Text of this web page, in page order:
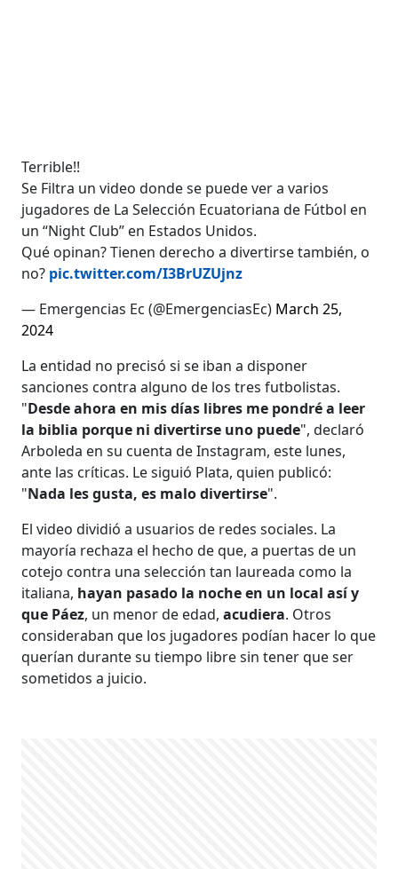
Terrible!!
Se Filtra un video donde se puede ver a varios
jugadores de La Selección Ecuatoriana de Fútbol en
un “Night Club” en Estados Unidos.
Qué opinan? Tienen derecho a divertirse también, o
no? pic.twitter.com/I3BrUZUjnz
— Emergencias Ec (@EmergenciasEc) March 25,
2024
La entidad no precisó si se iban a disponer
sanciones contra alguno de los tres futbolistas.
"Desde ahora en mis días libres me pondré a leer
la biblia porque ni divertirse uno puede", declaró
Arboleda en su cuenta de Instagram, este lunes,
ante las críticas. Le siguió Plata, quien publicó:
"Nada les gusta, es malo divertirse".
El video dividió a usuarios de redes sociales. La
mayoría rechaza el hecho de que, a puertas de un
cotejo contra una selección tan laureada como la
italiana, hayan pasado la noche en un local así y
que Páez, un menor de edad,acudiera. Otros
consideraban que los jugadores podían hacer lo que
querían durante su tiempo libre sin tener que ser
sometidos a juicio.